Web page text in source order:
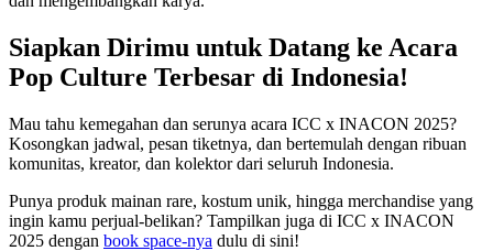
Siapkan Dirimu untuk Datang ke Acara
Pop Culture Terbesar di Indonesia!
Mau tahu kemegahan dan serunya acara ICC x INACON 2025?
Kosongkan jadwal, pesan tiketnya, dan bertemulah dengan ribuan
komunitas, kreator, dan kolektor dari seluruh Indonesia.
Punya produk mainan rare, kostum unik, hingga merchandise yang
ingin kamu perjual-belikan? Tampilkan juga di ICC x INACON
2025 dengan book space-nya dulu di sini!